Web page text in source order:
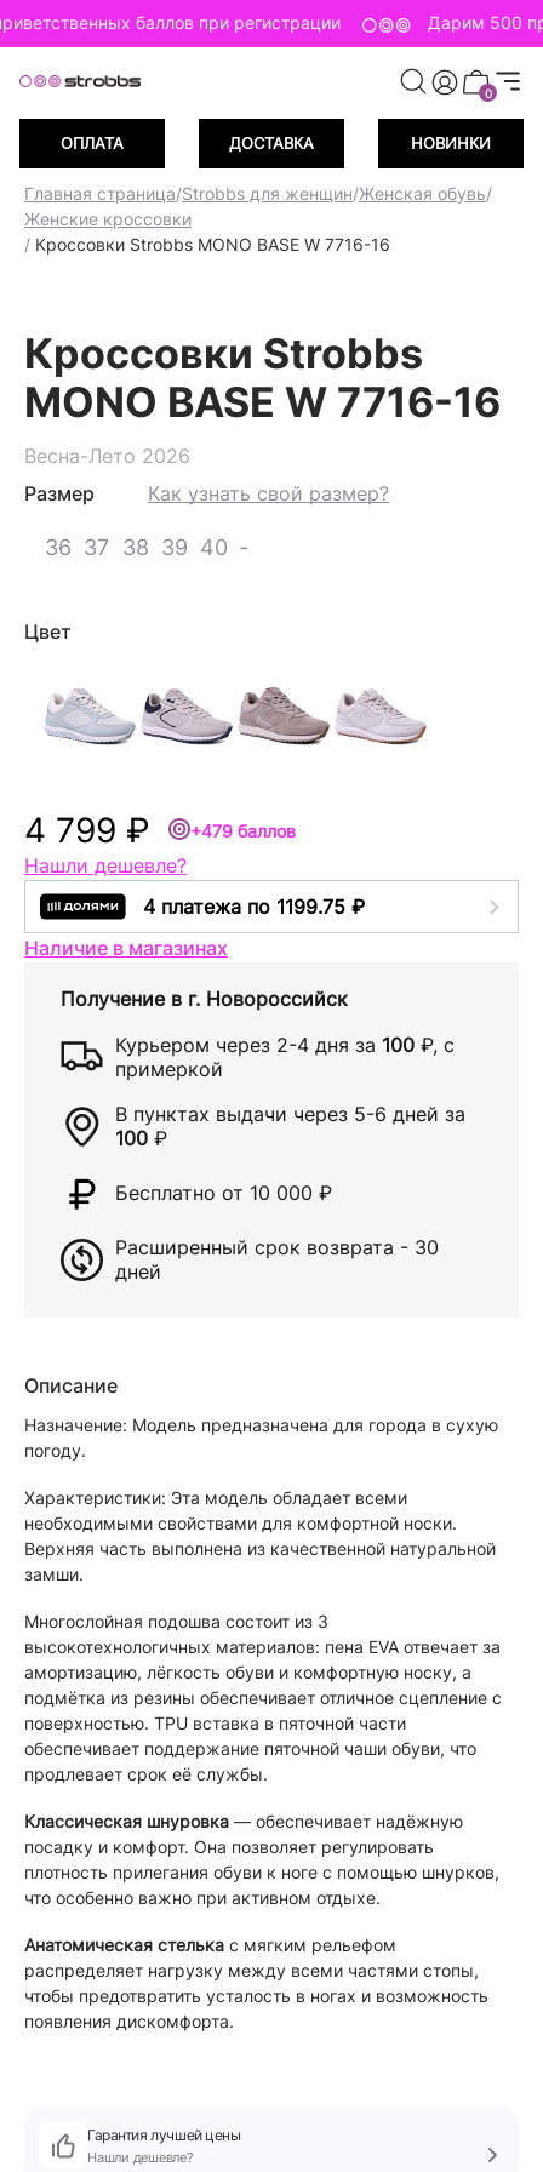
баллов при регистрации Дарим 500
0
ОПЛАТА ДОСТАВКА НОВИНКИ
Главная страница/Strobbs для женщин/Женская обувь/
Женские кроссовки
/ Кроссовки Strobbs MONO BASE W 7716-16
Кроссовки Strobbs
MONO BASE W 7716-16
Весна-Лето 2026
Размер
Как узнать свой размер?
36 37 38 39 40 -
Цвет
4 799 ₽ +479 баллов
Нашли дешевле?
4 платежа по 1199.75 ₽
Наличие в магазинах
Получение в г. Новороссийск
Курьером через 2-4 дня за 100 ₽, с
примеркой
В пунктах выдачи через 5-6 дней за
100 ₽
Бесплатно от 10 000 ₽
Расширенный срок возврата - 30
дней
Описание
Назначение: Модель предназначена для города в сухую
погоду.
Характеристики: Эта модель обладает всеми
необходимыми свойствами для комфортной носки.
Верхняя часть выполнена из качественной натуральной
замши.
Многослойная подошва состоит из 3
высокотехнологичных материалов: пена EVA отвечает за
амортизацию, лёгкость обуви и комфортную носку, а
подмётка из резины обеспечивает отличное сцепление с
поверхностью. TPU вставка в пяточной части
обеспечивает поддержание пяточной чаши обуви, что
продлевает срок её службы.
Классическая шнуровка — обеспечивает надёжную
посадку и комфорт. Она позволяет регулировать
плотность прилегания обуви к ноге с помощью шнурков,
что особенно важно при активном отдыхе.
Анатомическая стелька с мягким рельефом
распределяет нагрузку между всеми частями стопы,
чтобы предотвратить усталость в ногах и возможность
появления дискомфорта.
Гарантия лучшей цены
Нашли дешевле?